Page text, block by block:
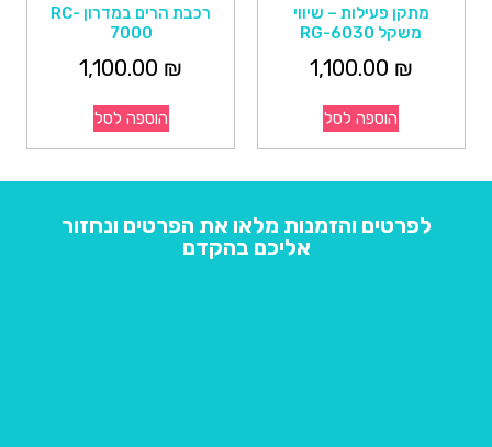
מתקן פעילות – שיווי
משקל RG-6030
1,100.00 ₪
הוספה לסל
רכבת הרים במדרון RC-
7000
1,100.00 ₪
הוספה לסל
לפרטים והזמנות מלאו את הפרטים ונחזור
אליכם בהקדם